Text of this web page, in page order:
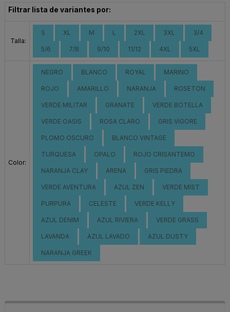
Filtrar lista de variantes por:
Talla:
S XL M L 2XL 3XL 3/4
5/6 7/8 9/10 11/12 4XL 5XL
Color:
NEGRO BLANCO ROYAL MARINO
ROJO AMARILLO NARANJA ROSETON
VERDE MILITAR GRANATE VERDE BOTELLA
VERDE OASIS ROSA CLARO GRIS VIGORE
PLOMO OSCURO BLANCO VINTAGE
TURQUESA OPALO ROJO CRISANTEMO
NARANJA CLAY ARENA GRIS PIEDRA
VERDE AVENTURA AZUL ZEN VERDE MIST
PURPURA CELESTE VERDE KELLY
AZUL DENIM AZUL RIVIERA VERDE GRASS
LAVANDA AZUL LAVADO AZUL DUSTY
NARANJA GREEK